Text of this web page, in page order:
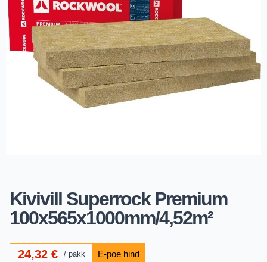
Kivivill Superrock Premium
100x565x1000mm/4,52m²
24,32€ pakk